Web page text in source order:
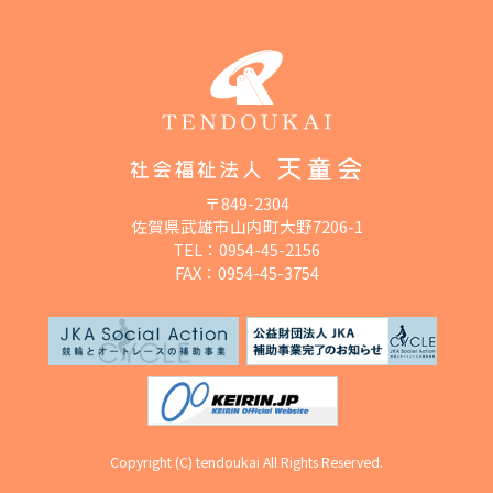
〒849-2304
佐賀県武雄市山内町大野7206-1
TEL： 0954-45-2156
FAX：0954-45-3754
Copyright (C) tendoukai All Rights Reserved.